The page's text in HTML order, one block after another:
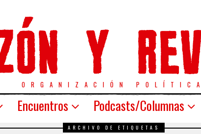
ORGANIZACIÓN POLÍTICA
Encuentros Podcasts/Columnas
ARCHIVO DE ETIQUETAS